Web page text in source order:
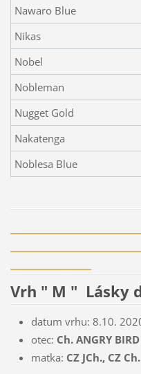
Nawaro Blue
Nikas
Nobel
Nobleman
Nugget Gold
Nakatenga
Noblesa Blue
Vrh " M " Lásky
datum vrhu: 8.10.
otec: Ch. ANGRY
matka: CZ JCh., CZ